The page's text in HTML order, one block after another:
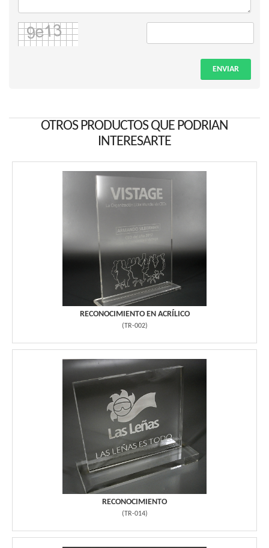
ENVIAR
OTROS PRODUCTOS QUE PODRIAN
INTERESARTE
RECONOCIMIENTO EN ACRÍLICO
(TR-002)
RECONOCIMIENTO
(TR-014)